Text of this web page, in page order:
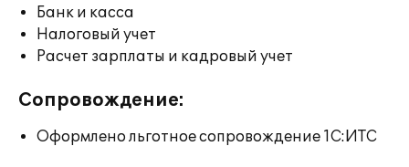
Банк и касса
Налоговый учет
Расчет зарплаты и кадровый учет
Сопровождение:
Оформлено льготное сопровождение 1С:ИТС